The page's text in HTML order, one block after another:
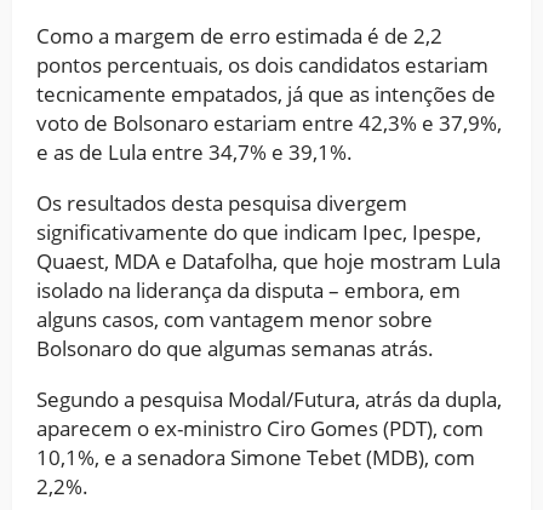
Como a margem de erro estimada é de 2,2
pontos percentuais, os dois candidatos estariam
tecnicamente empatados, já que as intenções de
voto de Bolsonaro estariam entre 42,3% e 37,9%,
e as de Lula entre 34,7% e 39,1%.
Os resultados desta pesquisa divergem
significativamente do que indicam Ipec, Ipespe,
Quaest, MDA e Datafolha, que hoje mostram Lula
isolado na liderança da disputa – embora, em
alguns casos, com vantagem menor sobre
Bolsonaro do que algumas semanas atrás.
Segundo a pesquisa Modal/Futura, atrás da dupla,
aparecem o ex-ministro Ciro Gomes (PDT), com
10,1%, e a senadora Simone Tebet (MDB), com
2,2%.